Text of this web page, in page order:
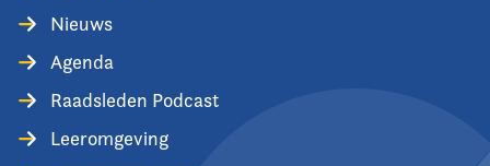
Nieuws
Agenda
Raadsleden Podcast
Leeromgeving